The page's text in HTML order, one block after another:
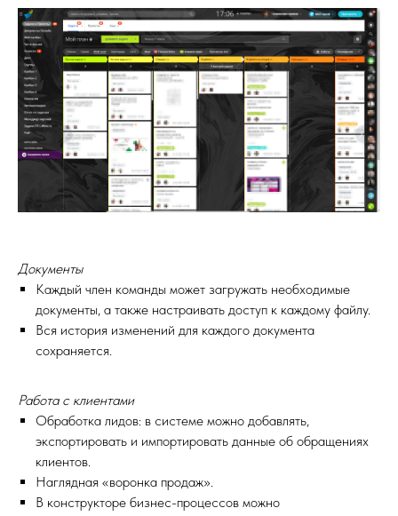
Документы
Каждый член команды может загружать необходимые
документы, а также настраивать доступ к каждому файлу.
Вся история изменений для каждого документа
сохраняется.
Работа с клиентами
Обработка лидов: в системе можно добавлять,
экспортировать и импортировать данные об обращениях
клиентов.
Наглядная «воронка продаж».
В конструкторе бизнес-процессов можно